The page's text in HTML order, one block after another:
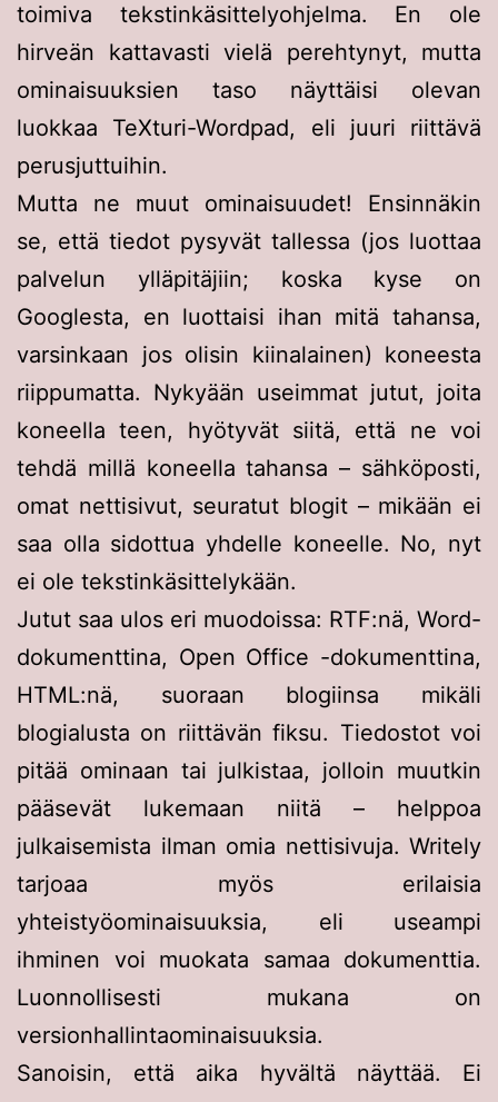
toimiva tekstinkäsittelyohjelma. En ole
hirveän kattavasti vielä perehtynyt, mutta
ominaisuuksien taso näyttäisi olevan
luokkaa TeXturi-Wordpad, eli juuri riittävä
perusjuttuihin.
Mutta ne muut ominaisuudet! Ensinnäkin
se, että tiedot pysyvät tallessa (jos luottaa
palvelun ylläpitäjiin; koska kyse on
Googlesta, en luottaisi ihan mitä tahansa,
varsinkaan jos olisin kiinalainen) koneesta
riippumatta. Nykyään useimmat jutut, joita
koneella teen, hyötyvät siitä, että ne voi
tehdä millä koneella tahansa – sähköposti,
omat nettisivut, seuratut blogit – mikään ei
saa olla sidottua yhdelle koneelle. No, nyt
ei ole tekstinkäsittelykään.
Jutut saa ulos eri muodoissa: RTF:nä, Word-
dokumenttina, Open Office -dokumenttina,
HTML:nä, suoraan blogiinsa mikäli
blogialusta on riittävän fiksu. Tiedostot voi
pitää ominaan tai julkistaa, jolloin muutkin
pääsevät lukemaan niitä – helppoa
julkaisemista ilman omia nettisivuja. Writely
tarjoaa myös erilaisia
yhteistyöominaisuuksia, eli useampi
ihminen voi muokata samaa dokumenttia.
Luonnollisesti mukana on
versionhallintaominaisuuksia.
Sanoisin, että aika hyvältä näyttää. Ei